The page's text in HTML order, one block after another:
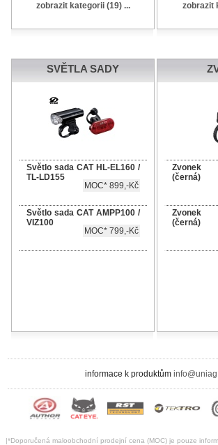
zobrazit kategorii (19) ...
zobrazit
SVĚTLA SADY
Světlo sada CAT HL-EL160 /
TL-LD155
MOC* 899,-Kč
Světlo sada CAT AMPP100 /
VIZ100
MOC* 799,-Kč
Zvonek
(černá)
Zvonek
(černá)
informace k produktům
|*Doporučená maloobchodní prodejní cena (MOC) je pouze